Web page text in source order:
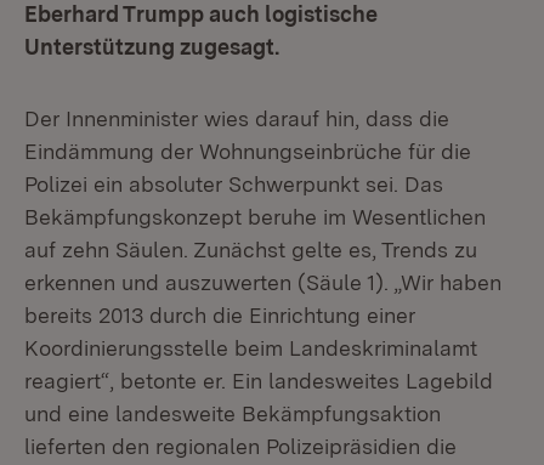
Eberhard Trumpp auch logistische
Unterstützung zugesagt.
Der Innenminister wies darauf hin, dass die
Eindämmung der Wohnungseinbrüche für die
Polizei ein absoluter Schwerpunkt sei. Das
Bekämpfungskonzept beruhe im Wesentlichen
auf zehn Säulen. Zunächst gelte es, Trends zu
erkennen und auszuwerten (Säule 1). „Wir haben
bereits 2013 durch die Einrichtung einer
Koordinierungsstelle beim Landeskriminalamt
reagiert“, betonte er. Ein landesweites Lagebild
und eine landesweite Bekämpfungsaktion
lieferten den regionalen Polizeipräsidien die